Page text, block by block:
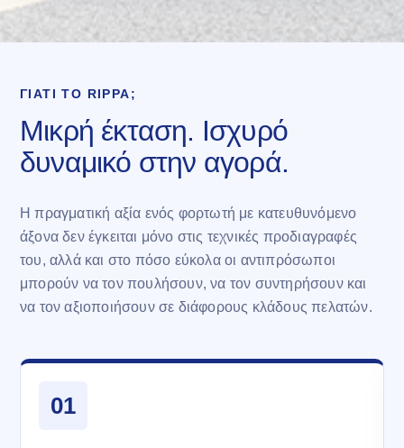
ΓΙΑΤΊ ΤΟ RIPPA;
Μικρή έκταση. Ισχυρό
δυναμικό στην αγορά.
Η πραγματική αξία ενός φορτωτή με κατευθυνόμενο
άξονα δεν έγκειται μόνο στις τεχνικές προδιαγραφές
του, αλλά και στο πόσο εύκολα οι αντιπρόσωποι
μπορούν να τον πουλήσουν, να τον συντηρήσουν και
να τον αξιοποιήσουν σε διάφορους κλάδους πελατών.
01